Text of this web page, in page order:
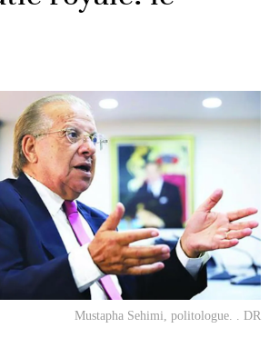
Mustapha Sehimi, politologue. . DR